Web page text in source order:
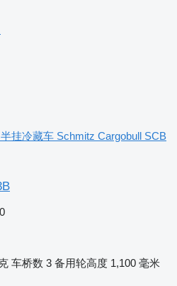
半挂冷藏车 Schmitz Cargobull SCB
车桥数 3 备用轮高度 1,100 毫米